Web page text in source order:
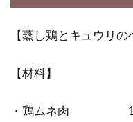
【蒸し鶏とキュウリの
【材料】
・鶏ムネ肉 1/